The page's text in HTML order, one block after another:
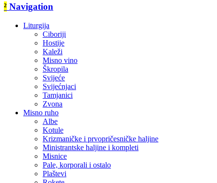
² Navigation
Liturgija
Ciboriji
Hostije
Kaleži
Misno vino
Škropila
Svijeće
Svijećnjaci
Tamjanici
Zvona
Misno ruho
Albe
Kotule
Krizmaničke i prvopričesničke haljine
Ministrantske haljine i kompleti
Misnice
Pale, korporali i ostalo
Plaštevi